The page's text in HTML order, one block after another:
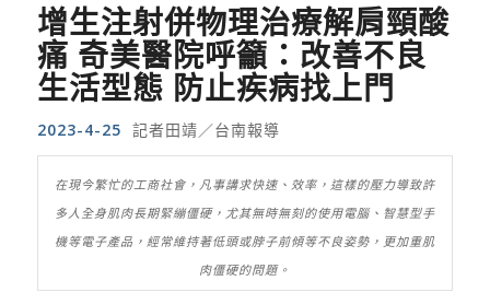
增生注射併物理治療解肩頸酸
痛 奇美醫院呼籲：改善不良
生活型態 防止疾病找上門
2023-4-25 記者田靖／台南報導
在現今繁忙的工商社會，凡事講求快速、效率，這樣的壓力導致許
多人全身肌肉長期緊繃僵硬，尤其無時無刻的使用電腦、智慧型手
機等電子產品，經常維持著低頭或脖子前傾等不良姿勢，更加重肌
肉僵硬的問題。